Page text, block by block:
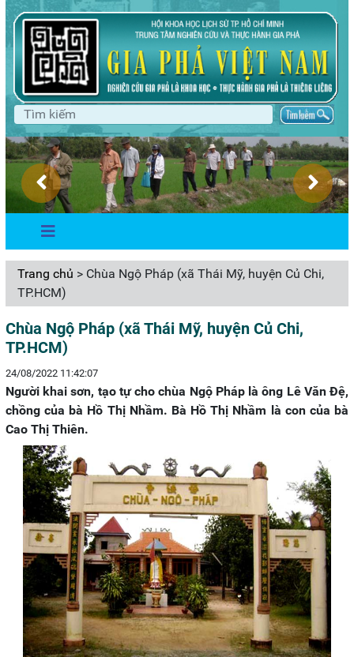
Trang chủ > Chùa Ngộ Pháp (xã Thái Mỹ, huyện Củ Chi,
TP.HCM)
Chùa Ngộ Pháp (xã Thái Mỹ, huyện Củ Chi,
TP.HCM)
24/08/2022 11:42:07
Người khai sơn, tạo tự cho chùa Ngộ Pháp là ông Lê Văn Đệ,
chồng của bà Hồ Thị Nhầm. Bà Hồ Thị Nhầm là con của bà
Cao Thị Thiên.